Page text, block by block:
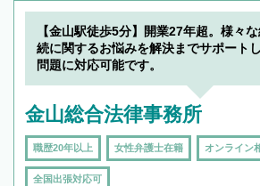
【金山駅徒歩5分】開業27年超。様々
続に関するお悩みを解決までサポート
問題に対応可能です。
金山総合法律事務所
職歴20年以上 女性弁護士在籍 オンライン
全国出張対応可